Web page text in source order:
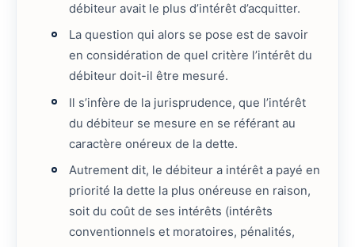
débiteur avait le plus d’intérêt d’acquitter.
La question qui alors se pose est de savoir
en considération de quel critère l’intérêt du
débiteur doit-il être mesuré.
Il s’infère de la jurisprudence, que l’intérêt
du débiteur se mesure en se référant au
caractère onéreux de la dette.
Autrement dit, le débiteur a intérêt a payé en
priorité la dette la plus onéreuse en raison,
soit du coût de ses intérêts (intérêts
conventionnels et moratoires, pénalités,